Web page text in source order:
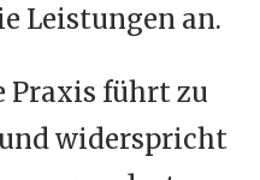
Leistungen an.
Praxis führt zu
widerspricht